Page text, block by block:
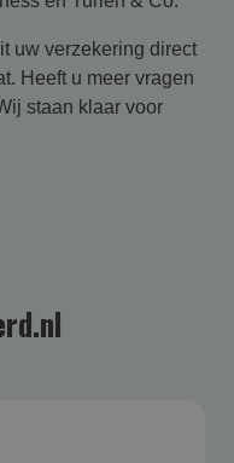
uw verzekering direct
Heeft u meer vragen
staan klaar voor